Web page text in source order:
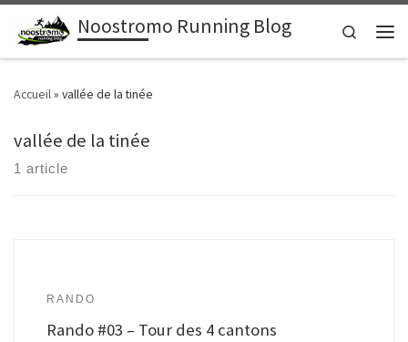
Passer au contenuNoostromo Running Blog
Search
Accueil» vallée de la tinée
vallée de la tinée
1 article
RANDO
Rando #03 – Tour des 4 cantons